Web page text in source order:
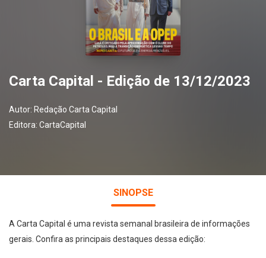
Carta Capital - Edição de 13/12/2023
Autor: Redação Carta Capital
Editora: CartaCapital
SINOPSE
A Carta Capital é uma revista semanal brasileira de informações
gerais. Confira as principais destaques dessa edição: